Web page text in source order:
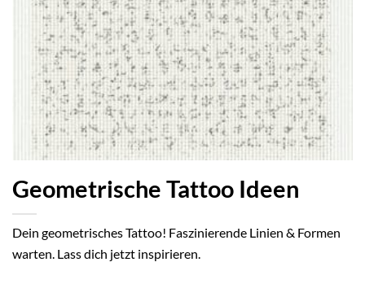
Geometrische Tattoo Ideen
Dein geometrisches Tattoo! Faszinierende Linien & Formen
warten. Lass dich jetzt inspirieren.